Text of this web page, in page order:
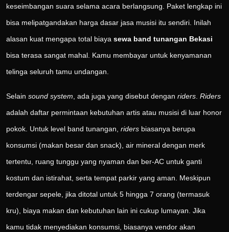
keseimbangan suara selama acara berlangsung. Paket lengkap ini
bisa melipatgandakan harga dasar jasa musisi itu sendiri. Inilah
alasan kuat mengapa total biaya sewa band tunangan Bekasi
bisa terasa sangat mahal. Kamu membayar untuk kenyamanan
telinga seluruh tamu undangan.
Selain sound system , ada juga yang disebut dengan riders Riders
adalah daftar permintaan kebutuhan artis atau musisi di luar honor
pokok. Untuk level band tunangan, riders biasanya berupa
konsumsi (makan besar dan snack), air mineral dengan merk
tertentu, ruang tunggu yang nyaman dan ber-AC untuk ganti
kostum dan istirahat, serta tempat parkir yang aman. Meskipun
terdengar sepele, jika ditotal untuk 5 hingga 7 orang (termasuk
kru), biaya makan dan kebutuhan lain ini cukup lumayan. Jika
kamu tidak menyediakan konsumsi, biasanya vendor akan